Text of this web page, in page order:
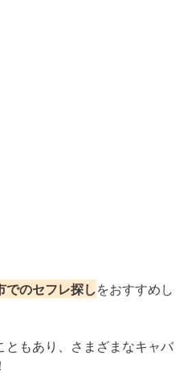
でのセフレ探しをおすすめし
もあり、さまざまなキャバ